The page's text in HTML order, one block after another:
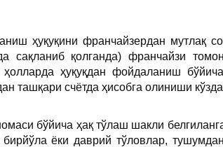
ҳуқуқини франчайзердан мутлақ
сақланиб қолганда) франчайзи
ҳолларда ҳуқуқдан фойдаланиш
ташқари счётда ҳисобга олиниши кўзда
бўйича ҳақ тўлаш шакли
бирйўла ёки даврий тўловлар,